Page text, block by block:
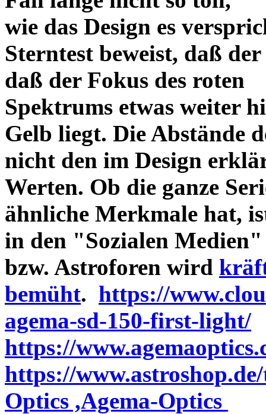
wie das Design es
Sterntest beweist, daß
daß der Fokus des roten
Spektrums etwas weiter
Gelb liegt. Die Abstände
nicht den im Design
Werten. Ob die ganze
ähnliche Merkmale hat,
in den "Sozialen Medien"
bzw. Astroforen wird
bemüht. https://
agema-sd-150-first-light/
https://
https://
Optics ,Agema-Optics